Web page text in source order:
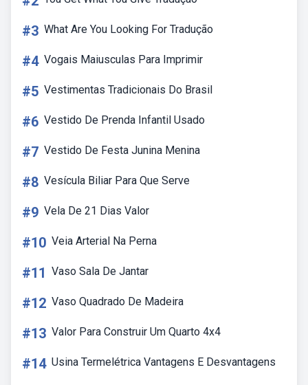
#3 What Are You Looking For Tradução
#4 Vogais Maiusculas Para Imprimir
#5 Vestimentas Tradicionais Do Brasil
#6 Vestido De Prenda Infantil Usado
#7 Vestido De Festa Junina Menina
#8 Vesícula Biliar Para Que Serve
#9 Vela De 21 Dias Valor
#10 Veia Arterial Na Perna
#11 Vaso Sala De Jantar
#12 Vaso Quadrado De Madeira
#13 Valor Para Construir Um Quarto 4x4
#14 Usina Termelétrica Vantagens E Desvantagens